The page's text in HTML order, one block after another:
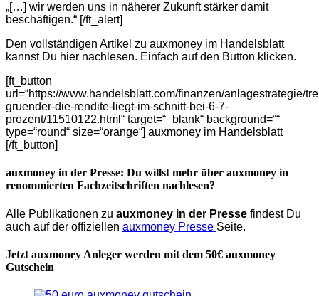
„[…] wir werden uns in näherer Zukunft stärker damit
beschäftigen.“ [/ft_alert]
Den vollständigen Artikel zu auxmoney im Handelsblatt
kannst Du hier nachlesen. Einfach auf den Button klicken.
[ft_button
url=“https://www.handelsblatt.com/finanzen/anlagestrategie/
gruender-die-rendite-liegt-im-schnitt-bei-6-7-
prozent/11510122.html“ target=“_blank“ background=““
type=“round“ size=“orange“] auxmoney im Handelsblatt
[/ft_button]
auxmoney in der Presse: Du willst mehr über auxmoney in
renommierten Fachzeitschriften nachlesen?
Alle Publikationen zu auxmoney in der Presse findest Du
auch auf der offiziellen auxmoney Presse Seite.
Jetzt auxmoney Anleger werden mit dem 50€ auxmoney
Gutschein